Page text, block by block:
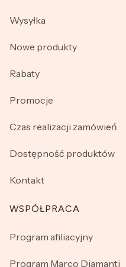
Wysyłka
Nowe produkty
Rabaty
Promocje
Czas realizacji zamówień
Dostępność produktów
Kontakt
WSPÓŁPRACA
Program afiliacyjny
Program Marco Diamanti